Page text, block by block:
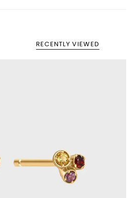
RECENTLY VIEWED